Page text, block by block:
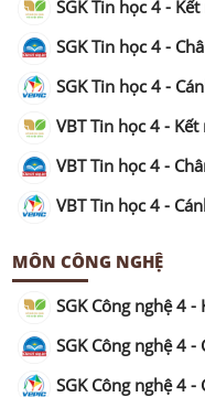
SGK Tin học 4 -
SGK Tin học 4 -
SGK Tin học 4 -
VBT Tin học 4 -
VBT Tin học 4 -
VBT Tin học 4 -
MÔN CÔNG NGHỆ
SGK Công nghệ 4
SGK Công nghệ 4
SGK Công nghệ 4 -